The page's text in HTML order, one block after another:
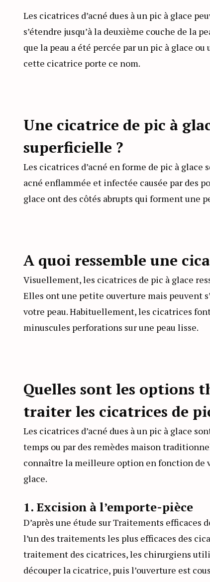
Les cicatrices d’acné dues à un pic à glace
s’étendre jusqu’à la deuxième couche de la
que la peau a été percée par un pic à glace
cette cicatrice porte ce nom.
Une cicatrice de pic à
superficielle ?
Les cicatrices d’acné en forme de pic à
acné enflammée et infectée causée par des
glace ont des côtés abrupts qui forment une
A quoi ressemble une
Visuellement, les cicatrices de pic à glace
Elles ont une petite ouverture mais peuvent
votre peau. Habituellement, les cicatrices
minuscules perforations sur une peau lisse.
Quelles sont les options
traiter les cicatrices de
Les cicatrices d’acné dues à un pic à glace
temps ou par des remèdes maison
connaître la meilleure option en fonction de
glace.
1. Excision à l’emporte-pièce
D’après une étude sur Traitements efficaces
l’un des traitements les plus efficaces des
traitement des cicatrices, les chirurgiens
découper la cicatrice, puis l’ouverture est